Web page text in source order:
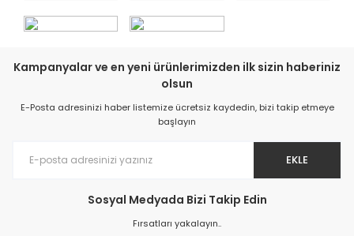
Kampanyalar ve en yeni ürünlerimizden ilk sizin haberiniz
olsun
E-Posta adresinizi haber listemize ücretsiz kaydedin, bizi takip etmeye
başlayın
EKLE
Sosyal Medyada Bizi Takip Edin
Fırsatları yakalayın..